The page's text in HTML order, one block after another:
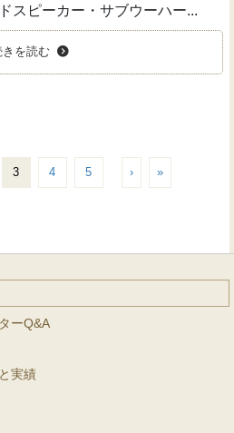
スピーカー・サブウーハー...
きを読む
3 4 5 › »
ーQ&A
実績